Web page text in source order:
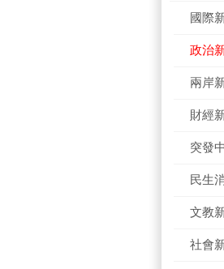
國際
政治
兩岸
財經
突發
民生
文教
社會